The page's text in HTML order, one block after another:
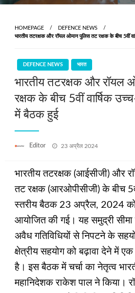
HOMEPAGE
DEFENCE NEWS
भारतीय तटरक्षक और रॉयल ओमान पुलिस तट रक्षक के बीच 5वीं
DEFENCE NEWS भारत
भारतीय तटरक्षक और रॉयल
रक्षक के बीच 5वीं वार्षिक
में बैठक हुई
Editor
Posted
23 अप्रैल 2024
भारतीय तटरक्षक (आईसीजी) और
तट रक्षक (आरओपीसीजी) के बीच
स्तरीय बैठक 23 अप्रैल, 2024 को
आयोजित की गई। यह समुद्री सीमा
अवैध गतिविधियों से निपटने के
क्षेत्रीय सहयोग को बढ़ावा देने में एक
है। इस बैठक में चर्चा का नेतृत्व
महानिदेशक राकेश पाल ने किया।